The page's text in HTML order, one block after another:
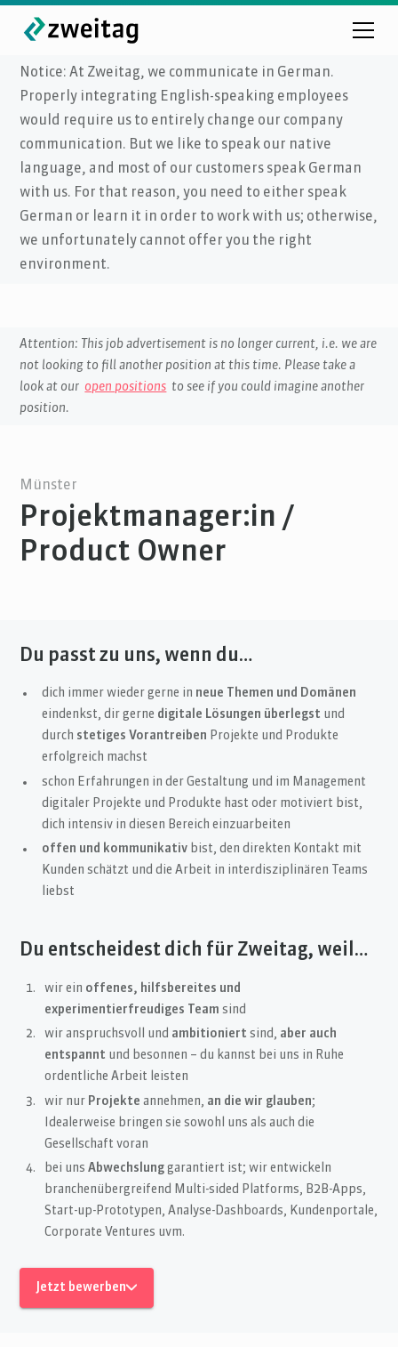
Notice: At Zweitag, we communicate in German.
Properly integrating English-speaking employees
would require us to entirely change our company
communication. But we like to speak our native
language, and most of our customers speak German
with us. For that reason, you need to either speak
German or learn it in order to work with us; otherwise,
we unfortunately cannot offer you the right
environment.
Attention: This job advertisement is no longer current, i.e. we are
not looking to fill another position at this time. Please take a
look at our open positions to see if you could imagine another
position.
Münster
Projektmanager:in /
Product Owner
Du passt zu uns, wenn du…
dich immer wieder gerne in neue Themen und Domänen
eindenkst, dir gerne digitale Lösungen überlegst und
durch stetiges Vorantreiben Projekte und Produkte
erfolgreich machst
schon Erfahrungen in der Gestaltung und im Management
digitaler Projekte und Produkte hast oder motiviert bist,
dich intensiv in diesen Bereich einzuarbeiten
offen und kommunikativbist, den direkten Kontakt mit
Kunden schätzt und die Arbeit in interdisziplinären Teams
liebst
Du entscheidest dich für Zweitag, weil…
wir ein offenes, hilfsbereites und
experimentierfreudiges Team sind
wir anspruchsvoll und ambitioniert sind, aber auch
entspannt und besonnen – du kannst bei uns in Ruhe
ordentliche Arbeit leisten
wir nur Projekte annehmen, an die wir glauben;
Idealerweise bringen sie sowohl uns als auch die
Gesellschaft voran
bei unsAbwechslung garantiert ist; wir entwickeln
branchenübergreifend Multi-sided Platforms, B2B-Apps,
Start-up-Prototypen, Analyse-Dashboards, Kundenportale,
Corporate Ventures uvm.
Jetzt bewerben